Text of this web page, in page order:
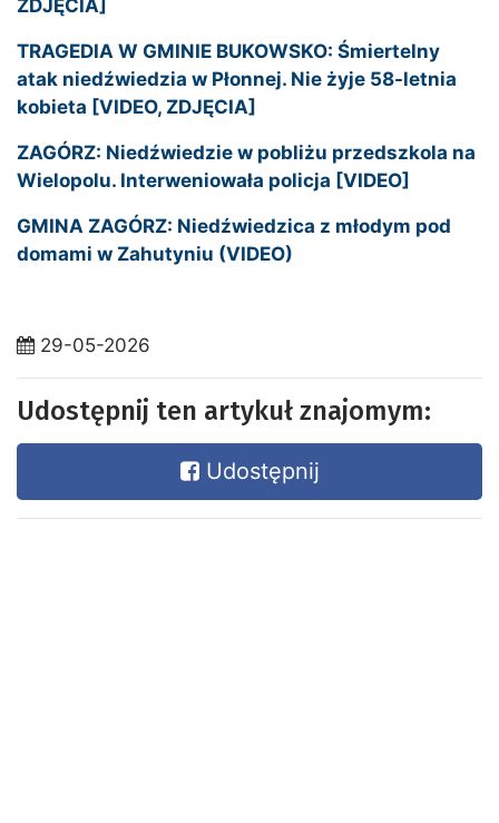
ZDJĘCIA]
TRAGEDIA W GMINIE BUKOWSKO: Śmiertelny
atak niedźwiedzia w Płonnej. Nie żyje 58-letnia
kobieta [VIDEO, ZDJĘCIA]
ZAGÓRZ: Niedźwiedzie w pobliżu przedszkola na
Wielopolu. Interweniowała policja [VIDEO]
GMINA ZAGÓRZ: Niedźwiedzica z młodym pod
domami w Zahutyniu (VIDEO)
29-05-2026
Udostępnij ten artykuł znajomym:
Udostępnij